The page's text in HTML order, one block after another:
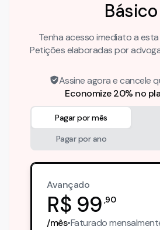
Básico
Tenha acesso imediato a
Petições elaboradas por
Assine agora e cancele
Economize 20% no
Pagar por mês
Pagar por ano
Avançado
R$ 99 ,90
/mês•Faturado